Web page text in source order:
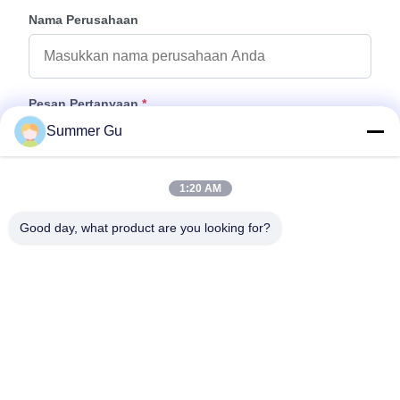
Nama Perusahaan
Pesan Pertanyaan *
Summer Gu
1:20 AM
Good day, what product are you looking for?